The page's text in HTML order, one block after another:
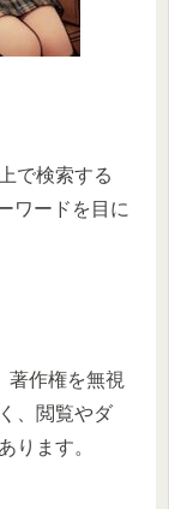
で検索する
ワードを目に
著作権を無視
、閲覧やダ
ります。